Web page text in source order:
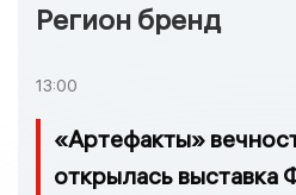
Регион бренд
13:00
«Артефакты»
открылась выставка